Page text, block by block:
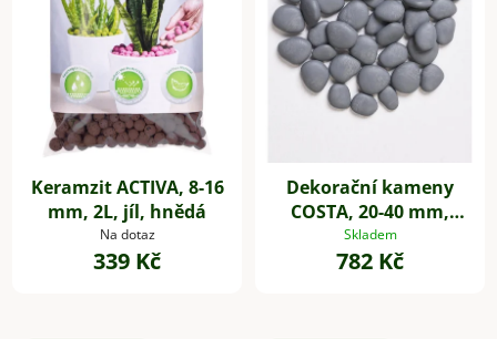
Keramzit ACTIVA, 8-16
mm, 2L, jíl, hnědá
Na dotaz
339 Kč
Dekorační kameny
COSTA, 20-40 mm,
plast, šedá
Skladem
782 Kč